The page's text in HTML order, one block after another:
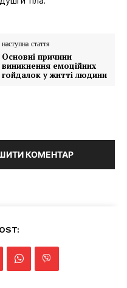
наступна стаття
Основні причини
виникнення емоційних
гойдалок у житті людини
КОМЕНТАР